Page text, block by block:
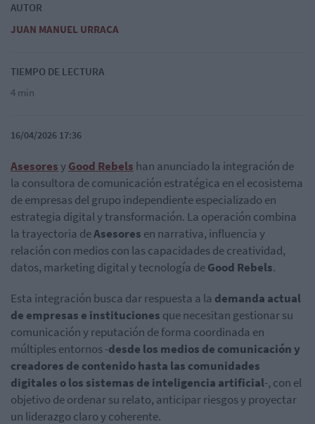
AUTOR
JUAN MANUEL URRACA
TIEMPO DE LECTURA
4 min
16/04/2026 17:36
AsesoresyGood Rebels han anunciado la integración de
la consultora de comunicación estratégica en el ecosistema
de empresas del grupo independiente especializado en
estrategia digital y transformación. La operación combina
la trayectoria deAsesores en narrativa, influencia y
relación con medios con las capacidades de creatividad,
datos, marketing digital y tecnología deGood Rebels.
Esta integración busca dar respuesta a la demanda actual
de empresas e instituciones que necesitan gestionar su
comunicación y reputación de forma coordinada en
múltiples entornos -desde los medios de comunicación y
creadores de contenido hasta las comunidades
digitales o los sistemas de inteligencia artificial-, con el
objetivo de ordenar su relato, anticipar riesgos y proyectar
un liderazgo claro y coherente.